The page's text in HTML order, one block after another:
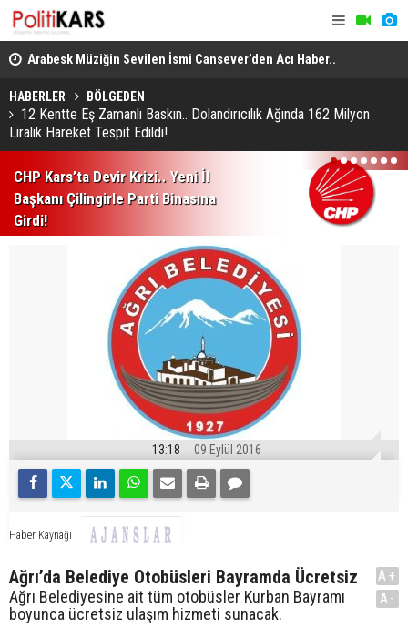
Arabesk Müziğin Sevilen İsmi Cansever’den Acı Haber..
Almanya’da Hayatını Kaybetti!
HABERLER BÖLGEDEN
12 Kentte Eş Zamanlı Baskın.. Dolandırıcılık Ağında 162 Milyon
Liralık Hareket Tespit Edildi!
CHP Kars’ta Devir Krizi.. Yeni İl
Başkanı Çilingirle Parti Binasına
Girdi!
1 2 3 4 5 6 7
13:18 09 Eylül 2016
Haber Kaynağı
Ağrı’da Belediye Otobüsleri Bayramda Ücretsiz
Ağrı Belediyesine ait tüm otobüsler Kurban Bayramı
boyunca ücretsiz ulaşım hizmeti sunacak.
A+
A-